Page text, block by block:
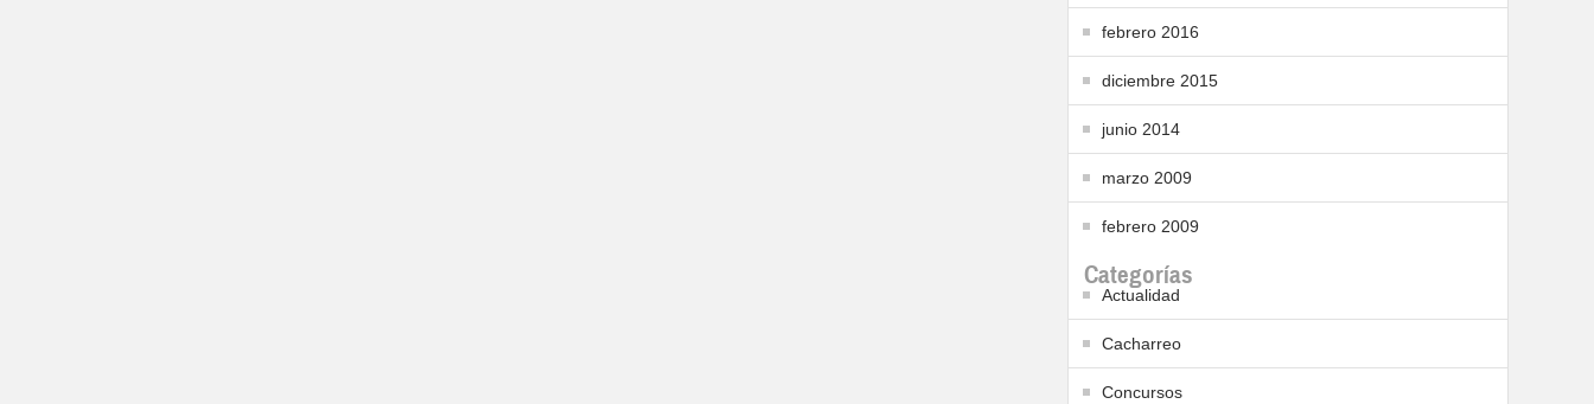
febrero 2016
diciembre 2015
junio 2014
marzo 2009
febrero 2009
Categorías
Actualidad
Cacharreo
Concursos